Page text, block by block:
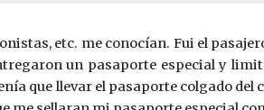
etc. me conocían. Fui el
un pasaporte especial y
que llevar el pasaporte colgado